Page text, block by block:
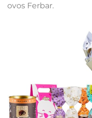
ovos Ferbar.